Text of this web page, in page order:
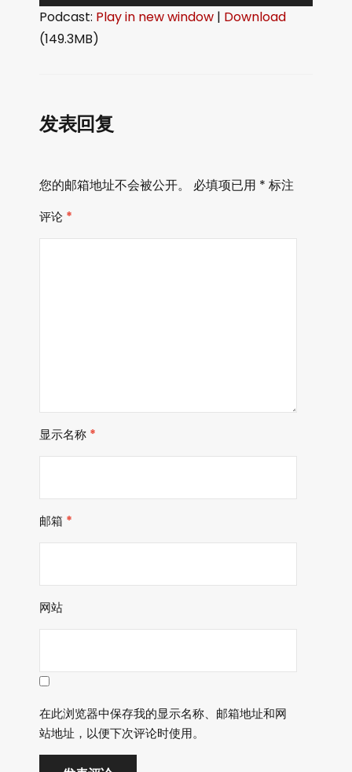
频
播
放
Podcast: Play in new window | Download
(149.3MB)
发表回复
您的邮箱地址不会被公开。 必填项已用 * 标注
评论 *
显示名称 *
邮箱 *
网站
在此浏览器中保存我的显示名称、邮箱地址和网
站地址，以便下次评论时使用。